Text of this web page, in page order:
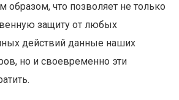
образом, что позволяет не только
защиту от любых
действий данные наших
но и своевременно эти